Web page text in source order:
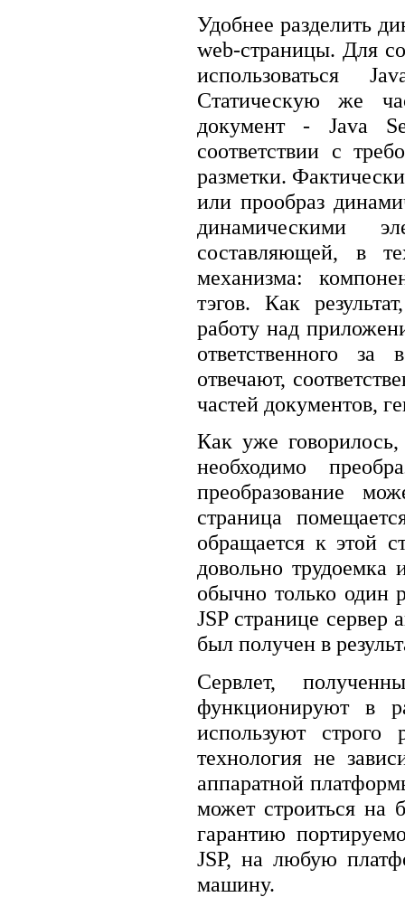
Удобнее разделить
web-страницы. Для
использоваться
Статическую же
документ - Java
соответствии с
разметки.
или прообраз
динамическими
составляющей, в
механизма:
тэгов. Как
работу над
ответственного за
отвечают,
частей документов,
Как уже говорилось,
необходимо
преобразование
страница
обращается к этой
довольно трудоемка
обычно только один
JSP странице сервер
был получен в
Сервлет,
функционируют в
используют строго
технология не
аппаратной
может строиться на
гарантию
JSP, на любую
машину.